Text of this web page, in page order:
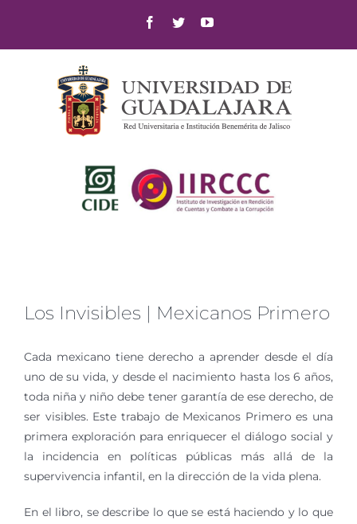
content
Facebook
TwitterYouTube
Los Invisibles | Mexicanos Primero
Cada mexicano tiene derecho a aprender desde el día
uno de su vida, y desde el nacimiento hasta los 6 años,
toda niña y niño debe tener garantía de ese derecho, de
ser visibles. Este trabajo de Mexicanos Primero es una
primera exploración para enriquecer el diálogo social y
la incidencia en políticas públicas más allá de la
supervivencia infantil, en la dirección de la vida plena.
En el libro, se describe lo que se está haciendo y lo que